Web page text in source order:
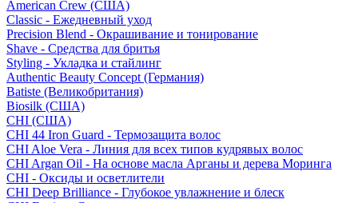
American Crew (США)
Classic - Ежедневный уход
Precision Blend - Окрашивание и тонирование
Shave - Средства для бритья
Styling - Укладка и стайлинг
Authentic Beauty Concept (Германия)
Batiste (Великобритания)
Biosilk (США)
CHI (США)
CHI 44 Iron Guard - Термозащита волос
CHI Aloe Vera - Линия для всех типов кудрявых волос
CHI Argan Oil - На основе масла Арганы и дерева Моринга
CHI - Оксиды и осветлители
CHI Deep Brilliance - Глубокое увлажнение и блеск